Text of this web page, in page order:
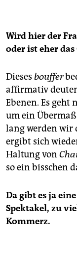
Wird hier der
oder ist eher
Dieses bouffer
affirmativ
Ebenen. Es geht
um ein
lang werden wir
ergibt sich
Haltung von
so ein bisschen
Da gibt es ja
Spektakel, zu
Kommerz.